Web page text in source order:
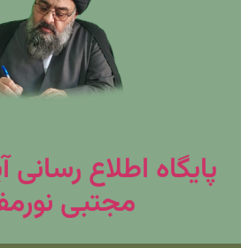
پایگاه اطلاع
مجتبی